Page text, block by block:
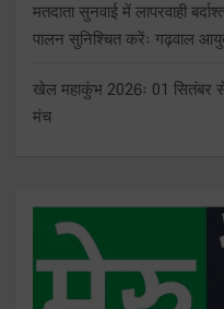
मतदाता सुनवाई में लापरवाही
पालन सुनिश्चित करेंः गढ़वाल
खेल महाकुंभ 2026ः 01 सितंबर से
मंच